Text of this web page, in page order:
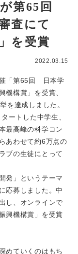
が第65回
査にて
を受賞
2022.03.15
催「第65回 日本学
構賞」を受賞、
を達成しました。
ートした中学生、
最高峰の科学コン
あわせて約6万点の
ブの生徒にとって
発」というテーマ
応募しました。中
し、オンラインで
興機構賞」を受賞
めていくのはもち